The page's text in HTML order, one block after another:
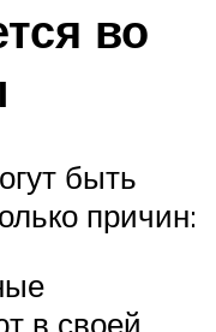
во
быть
причин:
в своей